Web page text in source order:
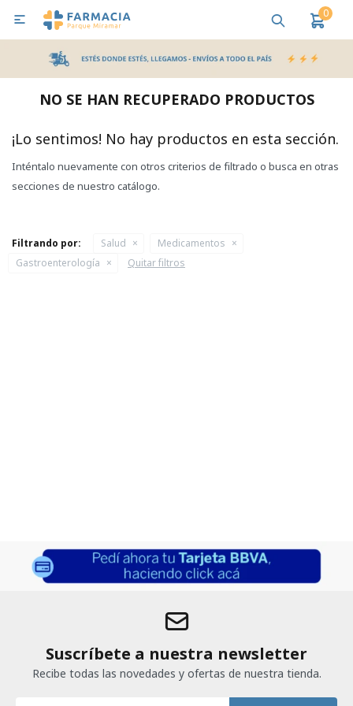
0

NO SE HAN RECUPERADO PRODUCTOS
¡Lo sentimos! No hay productos en esta sección.
Inténtalo nuevamente con otros criterios de filtrado o busca en otras
secciones de nuestro catálogo.
Filtrando por: Salud
Medicamentos
Gastroenterología
Quitar filtros
Suscríbete a nuestra newsletter
Recibe todas las novedades y ofertas de nuestra tienda.
MI CUENTA
Bebes y Maternidad Salud
Pañales y Toallitas
Lactancia y Nutrición
Higiene y Bienestar